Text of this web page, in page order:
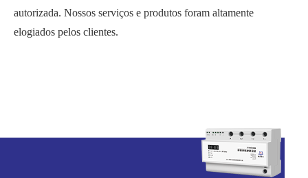
autorizada. Nossos serviços e produtos foram altamente
elogiados pelos clientes.